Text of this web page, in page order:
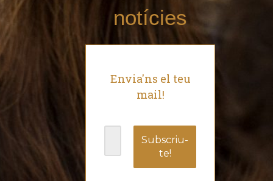
notícies
Envia'ns el teu
mail!